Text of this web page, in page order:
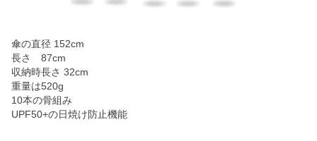
傘の直径 152cm
長さ 87cm
収納時長さ 32cm
重量は520g
10本の骨組み
UPF50+の日焼け防止機能